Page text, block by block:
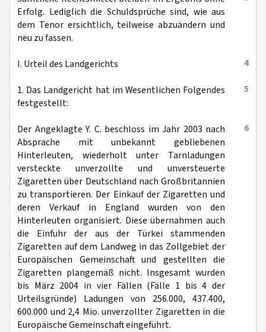
Erfolg. Lediglich die Schuldsprüche sind, wie aus
dem Tenor ersichtlich, teilweise abzuändern und
neu zu fassen.
4
I. Urteil des Landgerichts
5
1. Das Landgericht hat im Wesentlichen Folgendes
festgestellt:
6
Der Angeklagte Y. C. beschloss im Jahr 2003 nach
Absprache mit unbekannt gebliebenen
Hinterleuten, wiederholt unter Tarnladungen
versteckte unverzollte und unversteuerte
Zigaretten über Deutschland nach Großbritannien
zu transportieren. Der Einkauf der Zigaretten und
deren Verkauf in England wurden von den
Hinterleuten organisiert. Diese übernahmen auch
die Einfuhr der aus der Türkei stammenden
Zigaretten auf dem Landweg in das Zollgebiet der
Europäischen Gemeinschaft und gestellten die
Zigaretten plangemäß nicht. Insgesamt wurden
bis März 2004 in vier Fällen (Fälle 1 bis 4 der
Urteilsgründe) Ladungen von 256.000, 437.400,
600.000 und 2,4 Mio. unverzollter Zigaretten in die
Europäische Gemeinschaft eingeführt.